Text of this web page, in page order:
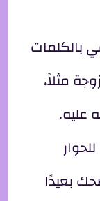
بالكلمات
مثلاً،
عليه.
بعيدًا